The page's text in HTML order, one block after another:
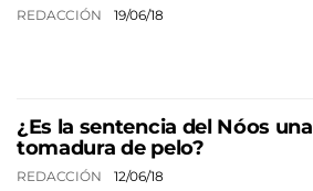
REDACCIÓN 19/06/18
¿Es la sentencia del Nóos una
tomadura de pelo?
REDACCIÓN 12/06/18